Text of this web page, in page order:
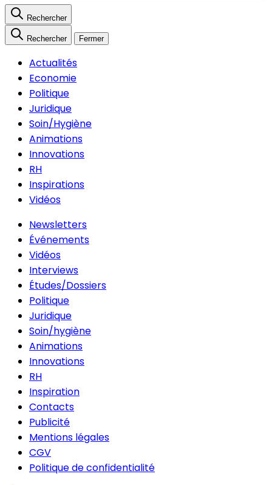
Rechercher
Rechercher Fermer
Actualités
Economie
Politique
Juridique
Soin/Hygiène
Animations
Innovations
RH
Inspirations
Vidéos
Newsletters
Événements
Vidéos
Interviews
Études/Dossiers
Politique
Juridique
Soin/hygiène
Animations
Innovations
RH
Inspiration
Contacts
Publicité
Mentions légales
CGV
Politique de confidentialité